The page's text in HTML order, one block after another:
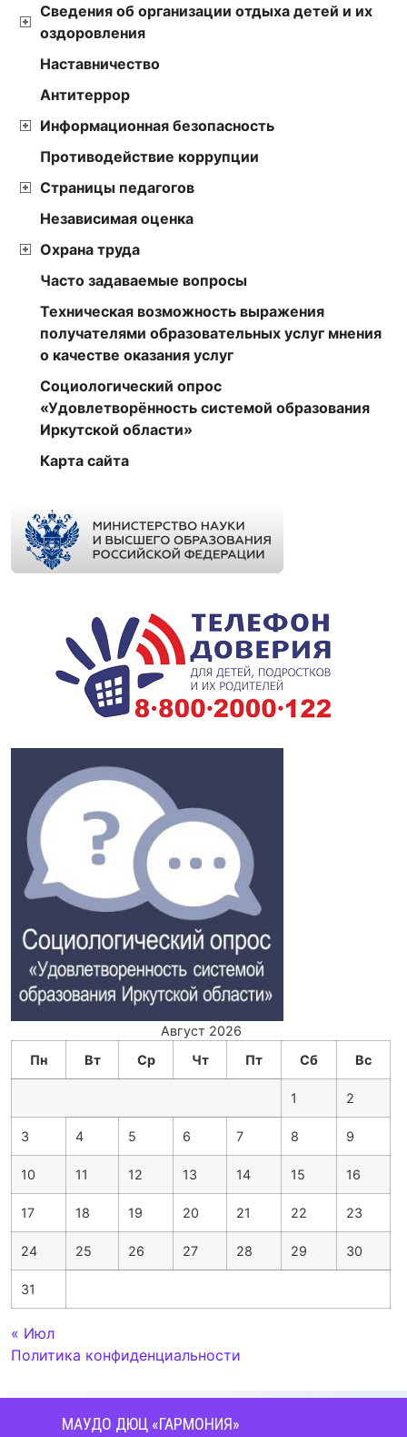
Сведения об организации отдыха детей и их
оздоровления
Наставничество
Антитеррор
Информационная безопасность
Противодействие коррупции
Страницы педагогов
Независимая оценка
Охрана труда
Часто задаваемые вопросы
Техническая возможность выражения
получателями образовательных услуг мнения
о качестве оказания услуг
Социологический опрос
«Удовлетворённость системой образования
Иркутской области»
Карта сайта
Август 2026
Пн
Вт Ср Чт Пт Сб Вс
1 2
3 4 5 6 7 8 9
10 11 12 13 14 15 16
17 18 19 20 21 22 23
24 25 26 27 28 29 30
31
« Июл
Политика конфиденциальности
МАУДО ДЮЦ «ГАРМОНИЯ»